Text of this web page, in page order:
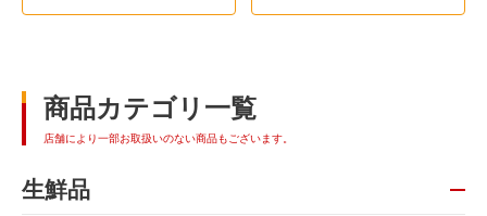
商品カテゴリ一覧
店舗により一部お取扱いのない商品もございます。
生鮮品